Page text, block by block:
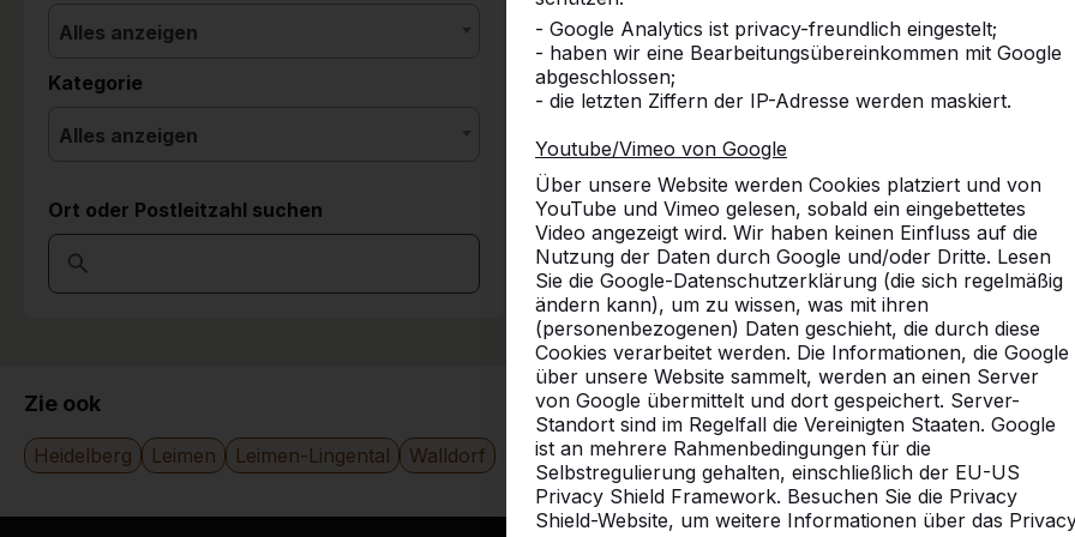
- Google Analytics ist privacy-freundlich eingestelt;
- haben wir eine Bearbeitungsübereinkommen mit Google
abgeschlossen;
- die letzten Ziffern der IP-Adresse werden maskiert.
Youtube/Vimeo von Google
Über unsere Website werden Cookies platziert und von
YouTube und Vimeo gelesen, sobald ein eingebettetes
Video angezeigt wird. Wir haben keinen Einfluss auf die
Nutzung der Daten durch Google und/oder Dritte. Lesen
Sie die Google-Datenschutzerklärung (die sich regelmäßig
ändern kann), um zu wissen, was mit ihren
(personenbezogenen) Daten geschieht, die durch diese
Cookies verarbeitet werden. Die Informationen, die Google
über unsere Website sammelt, werden an einen Server
von Google übermittelt und dort gespeichert. Server-
Standort sind im Regelfall die Vereinigten Staaten. Google
ist an mehrere Rahmenbedingungen für die
Selbstregulierung gehalten, einschließlich der EU-US
Privacy Shield Framework. Besuchen Sie die Privacy
Shield-Website, um weitere Informationen über das
Alles anzeigen
Kategorie
Alles anzeigen
Ort oder Postleitzahl suchen
Zie ook
Heidelberg Leimen Leimen-Lingental Walldorf